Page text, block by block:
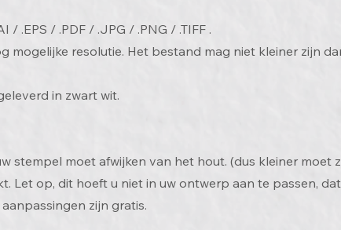
.EPS / .PDF / .JPG / .PNG / .TIFF .
mogelijke resolutie. Het bestand mag niet kleiner zijn
in zwart wit.
stempel moet afwijken van het hout. (dus kleiner moet
Let op, dit hoeft u niet in uw ontwerp aan te passen,
zijn gratis.